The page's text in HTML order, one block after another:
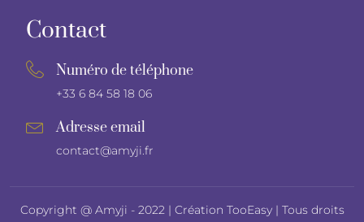
Contact
Numéro de téléphone
+33 6 84 58 18 06
Adresse email
contact@amyji.fr
Copyright @ Amyji - 2022 | Création TooEasy | Tous droits